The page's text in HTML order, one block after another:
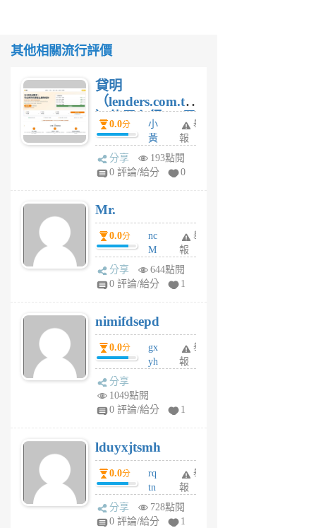
其他相關流行評價
貸明
（lenders.com.tw
）使用心得 — 民
間貸款比較平台
體驗
0.0分
小
黃
蜂
1
舉
報
分享
193點閱
0 評論/給分
0
Mr.
0.0分
nc
M
U
F
U
5
個
月
舉
報
分享
644點閱
0 評論/給分
1
nimifdsepd
0.0分
gx
yh
jl
月
前
舉
報
分享
1049點閱
0 評論/給分
1
lduyxjtsmh
0.0分
rq
tn
jt
gl
舉
報
分享
728點閱
0 評論/給分
1